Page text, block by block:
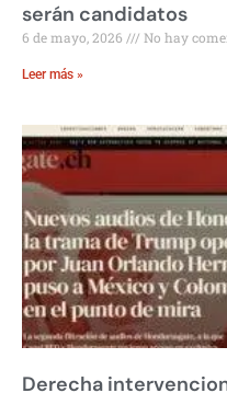
serán candidatos
6 de mayo, 2026 No hay
Leer más »
Derecha